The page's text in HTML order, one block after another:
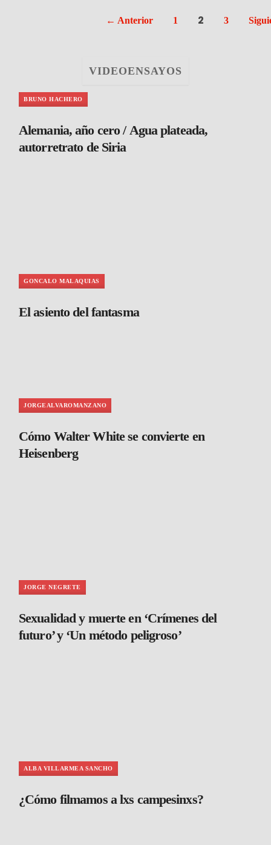
← Anterior 1 2 3
VIDEOENSAYOS
BRUNO HACHERO
Alemania, año cero / Agua plateada,
autorretrato de Siria
GONCALO MALAQUIAS
El asiento del fantasma
JORGEALVAROMANZANO
Cómo Walter White se convierte en
Heisenberg
JORGE NEGRETE
Sexualidad y muerte en ‘Crímenes del
futuro’ y ‘Un método peligroso’
ALBA VILLARMEA SANCHO
¿Cómo filmamos a lxs campesinxs?